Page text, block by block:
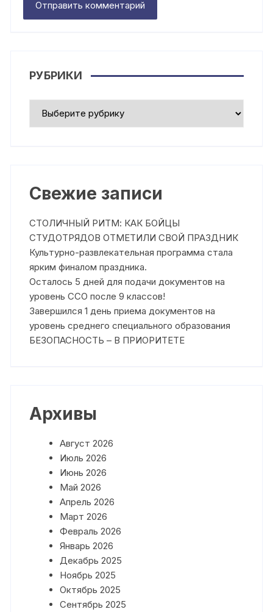
РУБРИКИ
Свежие записи
СТОЛИЧНЫЙ РИТМ: КАК БОЙЦЫ
СТУДОТРЯДОВ ОТМЕТИЛИ СВОЙ ПРАЗДНИК
Культурно-развлекательная программа стала
ярким финалом праздника.
Осталось 5 дней для подачи документов на
уровень ССО после 9 классов!
Завершился 1 день приема документов на
уровень среднего специального образования
БЕЗОПАСНОСТЬ – В ПРИОРИТЕТЕ
Архивы
Август 2026
Июль 2026
Июнь 2026
Май 2026
Апрель 2026
Март 2026
Февраль 2026
Январь 2026
Декабрь 2025
Ноябрь 2025
Октябрь 2025
Сентябрь 2025